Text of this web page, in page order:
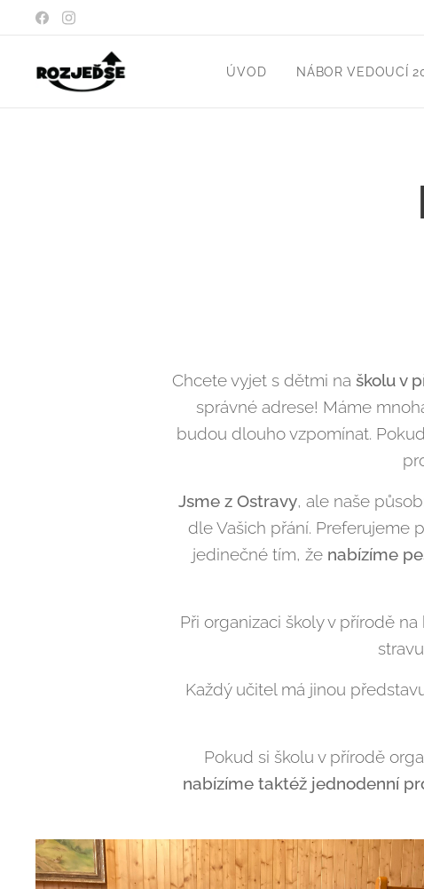
ÚVOD NÁBOR VEDOUCÍ
Chcete vyjet s dětmi na školu v
správné adrese! Máme
budou dlouho vzpomínat.
Jsme z Ostravy, ale naše
dle Vašich přání. Preferujeme
jedinečné tím, že nabízíme
Při organizaci školy v přírodě
Každý učitel má jinou
Pokud si školu v přírodě
nabízíme taktéž jednodenní